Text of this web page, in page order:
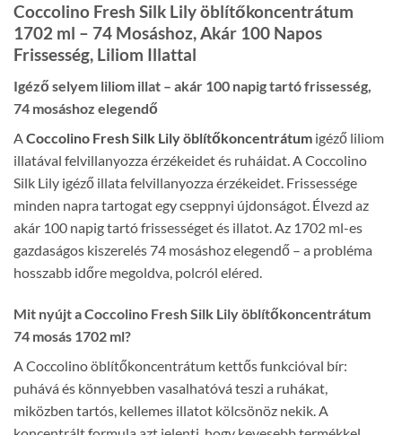
Coccolino Fresh Silk Lily öblítőkoncentrátum
1702 ml – 74 Mosáshoz, Akár 100 Napos
Frissesség, Liliom Illattal
Igéző selyem liliom illat – akár 100 napig tartó frissesség,
74 mosáshoz elegendő
ACoccolino Fresh Silk Lily öblítőkoncentrátum igéző liliom
illatával felvillanyozza érzékeidet és ruháidat. A Coccolino
Silk Lily igéző illata felvillanyozza érzékeidet. Frissessége
minden napra tartogat egy cseppnyi újdonságot. Élvezd az
akár 100 napig tartó frissességet és illatot. Az 1702 ml-es
gazdaságos kiszerelés 74 mosáshoz elegendő – a probléma
hosszabb időre megoldva, polcról eléred.
Mit nyújt a Coccolino Fresh Silk Lily öblítőkoncentrátum
74 mosás 1702 ml?
A Coccolino öblítőkoncentrátum kettős funkcióval bír:
puhává és könnyebben vasalhatóvá teszi a ruhákat,
miközben tartós, kellemes illatot kölcsönöz nekik. A